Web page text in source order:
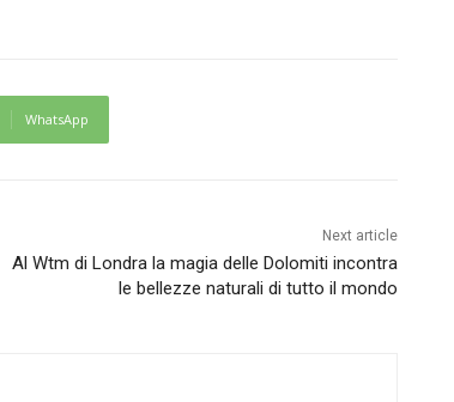
WhatsApp
Next article
Al Wtm di Londra la magia delle Dolomiti incontra
le bellezze naturali di tutto il mondo